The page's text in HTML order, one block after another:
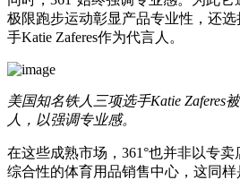
极限跑步运动彰显产品专业性，还
手Katie Zaferes作为代言人。
美国知名铁人三项选手Katie Zaferes
人，以强调专业感。
在这些成熟市场，361°也并非以专
综合性的体育用品销售中心，这同